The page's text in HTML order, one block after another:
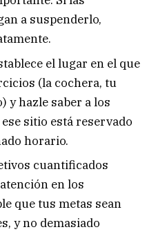
a suspenderlo,
el lugar en el que
(la cochera, tu
y hazle saber a los
sitio está reservado
horario.
cuantificados
en los
que tus metas sean
y no demasiado